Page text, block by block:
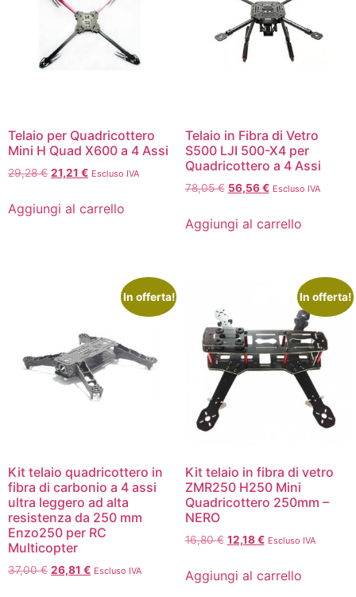
Telaio per Quadricottero
Mini H Quad X600 a 4 Assi
29,28€ 21,21 € Escluso IVA
Aggiungi al carrello
Telaio in Fibra di Vetro
S500 LJI 500-X4 per
Quadricottero a 4 Assi
78,05€ 56,56€ Escluso IVA
Aggiungi al carrello
In offerta!
Kit telaio quadricottero in
fibra di carbonio a 4 assi
ultra leggero ad alta
resistenza da 250 mm
Enzo250 per RC
Multicopter
37,00€ 26,81 € Escluso IVA
In offerta!
Kit telaio in fibra di vetro
ZMR250 H250 Mini
Quadricottero 250mm –
NERO
16,80€ 12,18€ Escluso IVA
Aggiungi al carrello